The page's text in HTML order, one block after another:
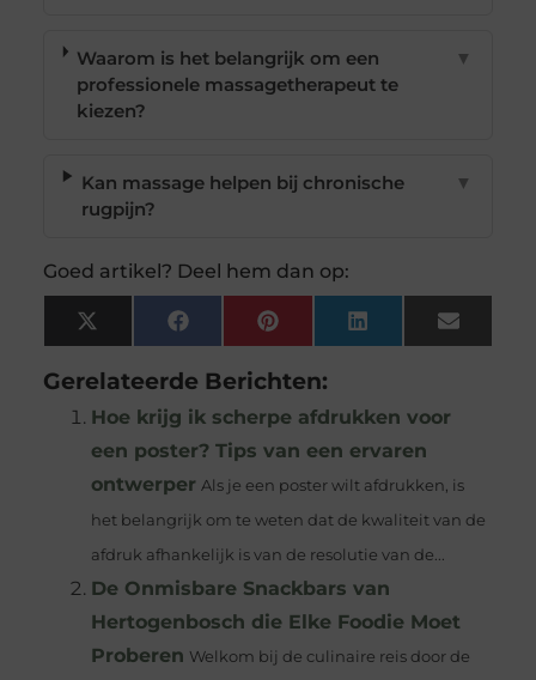
Waarom is het belangrijk om een
professionele massagetherapeut te
kiezen?
▼
Kan massage helpen bij chronische
rugpijn?
▼
Goed artikel? Deel hem dan op:
X
(Twitter)
FacebookPinterest LinkedIn Email
Gerelateerde Berichten:
Hoe krijg ik scherpe afdrukken voor
een poster? Tips van een ervaren
ontwerper Als je een poster wilt afdrukken, is
het belangrijk om te weten dat de kwaliteit van de
afdruk afhankelijk is van de resolutie van de...
De Onmisbare Snackbars van
Hertogenbosch die Elke Foodie Moet
Proberen Welkom bij de culinaire reis door de